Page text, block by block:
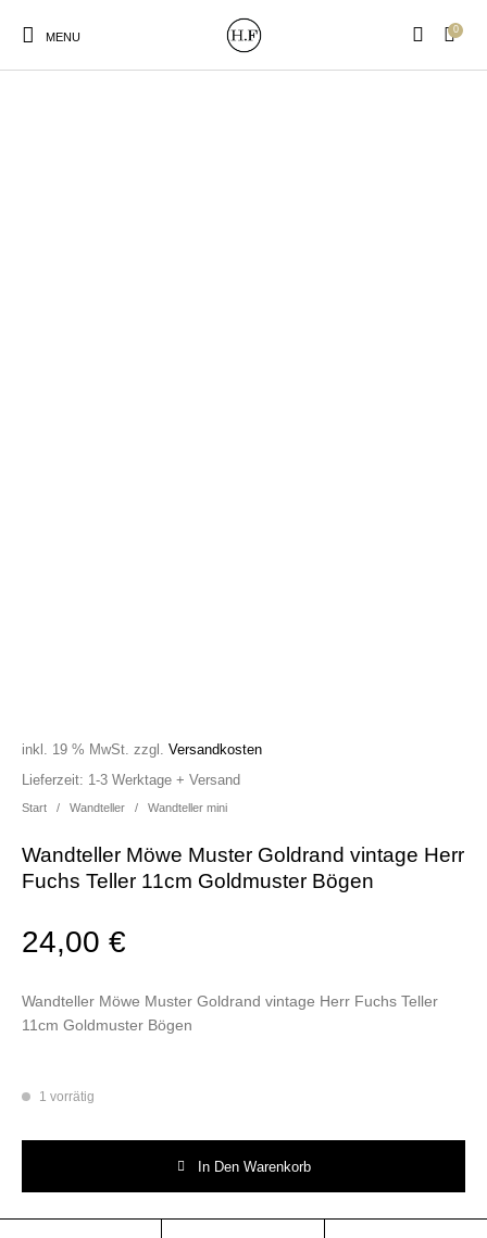
MENU
0
Start / Wandteller / Wandteller mini
Wandteller Möwe Muster Goldrand vintage Herr
Fuchs Teller 11cm Goldmuster Bögen
24,00€
inkl. 19 % MwSt. zzgl.Versandkosten
Wandteller Möwe Muster Goldrand vintage Herr Fuchs Teller
11cm Goldmuster Bögen
Lieferzeit: 1-3 Werktage + Versand
1 vorrätig
In Den Warenkorb